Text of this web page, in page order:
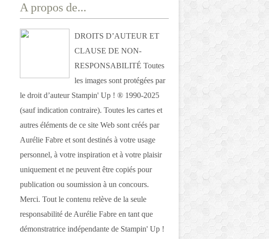
A propos de...
DROITS D’AUTEUR ET
CLAUSE DE NON-
RESPONSABILITÉ Toutes
les images sont protégées par
le droit d’auteur Stampin' Up ! ® 1990-2025
(sauf indication contraire). Toutes les cartes et
autres éléments de ce site Web sont créés par
Aurélie Fabre et sont destinés à votre usage
personnel, à votre inspiration et à votre plaisir
uniquement et ne peuvent être copiés pour
publication ou soumission à un concours.
Merci. Tout le contenu relève de la seule
responsabilité de Aurélie Fabre en tant que
démonstratrice indépendante de Stampin' Up !